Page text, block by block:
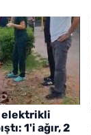
elektrikli
1'i ağır, 2